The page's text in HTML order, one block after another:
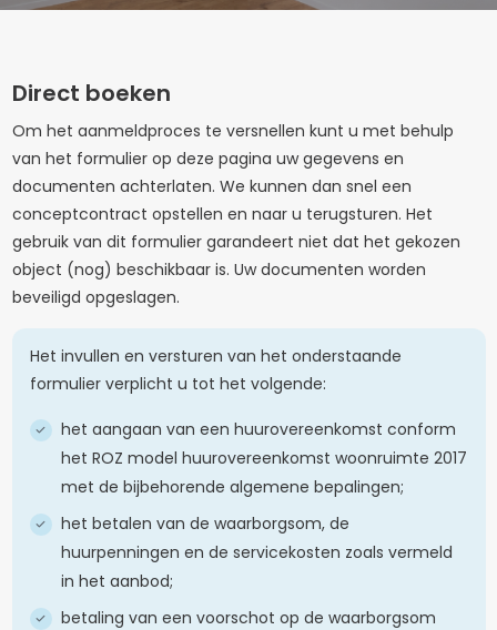
Direct boeken
Om het aanmeldproces te versnellen kunt u met behulp
van het formulier op deze pagina uw gegevens en
documenten achterlaten. We kunnen dan snel een
conceptcontract opstellen en naar u terugsturen. Het
gebruik van dit formulier garandeert niet dat het gekozen
object (nog) beschikbaar is. Uw documenten worden
beveiligd opgeslagen.
Het invullen en versturen van het onderstaande
formulier verplicht u tot het volgende:
het aangaan van een huurovereenkomst conform
het ROZ model huurovereenkomst woonruimte 2017
met de bijbehorende algemene bepalingen;
het betalen van de waarborgsom, de
huurpenningen en de servicekosten zoals vermeld
in het aanbod;
betaling van een voorschot op de waarborgsom